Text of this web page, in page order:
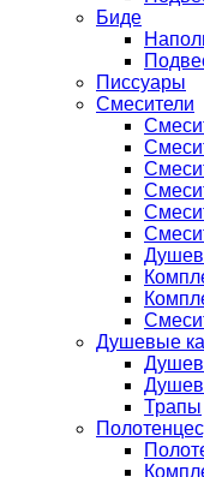
Биде
Писсуары
Смесители
Душевые
Трапы